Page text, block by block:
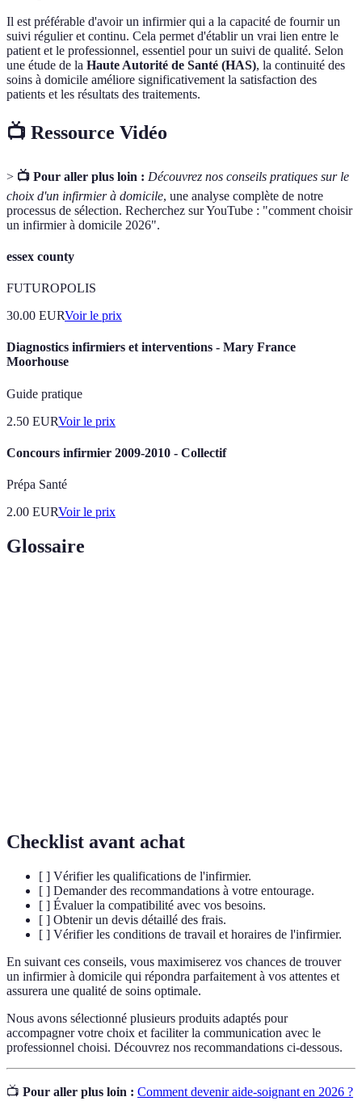
Il est préférable d'avoir un infirmier qui a la capacité de fournir un
suivi régulier et continu. Cela permet d'établir un vrai lien entre le
patient et le professionnel, essentiel pour un suivi de qualité. Selon
une étude de la Haute Autorité de Santé (HAS), la continuité des
soins à domicile améliore significativement la satisfaction des
patients et les résultats des traitements.
📺 Ressource Vidéo
> 📺 Pour aller plus loin : Découvrez nos conseils pratiques sur le
choix d'un infirmier à domicile, une analyse complète de notre
processus de sélection. Recherchez sur YouTube : "comment choisir
un infirmier à domicile 2026".
essex county
FUTUROPOLIS
30.00 EURVoir le prix
Diagnostics infirmiers et interventions - Mary France
Moorhouse
Guide pratique
2.50 EURVoir le prix
Concours infirmier 2009-2010 - Collectif
Prépa Santé
2.00 EURVoir le prix
Glossaire
Checklist avant achat
[ ] Vérifier les qualifications de l'infirmier.
[ ] Demander des recommandations à votre entourage.
[ ] Évaluer la compatibilité avec vos besoins.
[ ] Obtenir un devis détaillé des frais.
[ ] Vérifier les conditions de travail et horaires de l'infirmier.
En suivant ces conseils, vous maximiserez vos chances de trouver
un infirmier à domicile qui répondra parfaitement à vos attentes et
assurera une qualité de soins optimale.
Nous avons sélectionné plusieurs produits adaptés pour
accompagner votre choix et faciliter la communication avec le
professionnel choisi. Découvrez nos recommandations ci-dessous.
📺 Pour aller plus loin : Comment devenir aide-soignant en 2026 ?